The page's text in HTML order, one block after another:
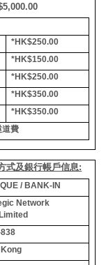
*HK$250.00
*HK$150.00
*HK$250.00
*HK$350.00
*HK$350.00
道費
及銀行帳戶信息:
/ BANK-IN
Network